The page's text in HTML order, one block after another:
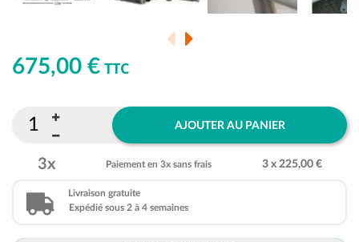
675,00 € TTC
AJOUTER AU PANIER
3x Paiement en 3x sans frais 3 x 225,00 €
Livraison gratuite
Expédié sous 2 à 4 semaines